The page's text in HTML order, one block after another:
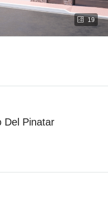
19
Del Pinatar